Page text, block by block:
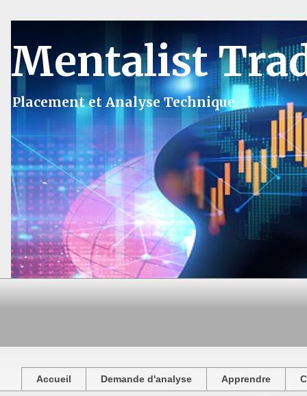
Mentalist
Placement et Analyse Technique
Accueil Demande d'analyse Apprendre